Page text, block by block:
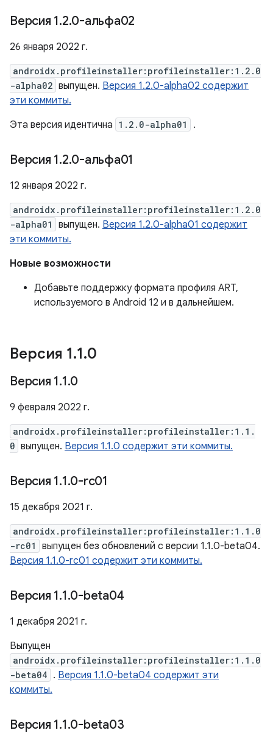
Версия 1.2.0-альфа02
26 января 2022 г.
androidx.profileinstaller:profileinstaller:1.2.0
-alpha02 выпущен. Версия 1.2.0-alpha02 содержит
эти коммиты.
Эта версия идентична 1.2.0-alpha01 .
Версия 1.2.0-альфа01
12 января 2022 г.
androidx.profileinstaller:profileinstaller:1.2.0
-alpha01
выпущен. Версия 1.2.0-alpha01 содержит
эти коммиты.
Новые возможности
Добавьте поддержку формата профиля ART,
используемого в Android 12 и в дальнейшем.
Версия 1.1.0
Версия 1.1.0
9 февраля 2022 г.
androidx.profileinstaller:profileinstaller:1.1.
0 выпущен. Версия 1.1.0 содержит эти коммиты.
Версия 1.1.0-rc01
15 декабря 2021 г.
androidx.profileinstaller:profileinstaller:1.1.0
-rc01
выпущен без обновлений с версии 1.1.0-beta04.
Версия 1.1.0-rc01 содержит эти коммиты.
Версия 1.1.0-beta04
1 декабря 2021 г.
Выпущен
androidx.profileinstaller:profileinstaller:1.1.0
-beta04 . Версия 1.1.0-beta04 содержит эти
коммиты.
Версия 1.1.0-beta03